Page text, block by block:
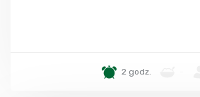
2 godz.